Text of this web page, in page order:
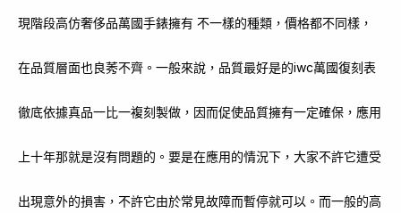
現階段高仿奢侈品萬國手錶擁有 不一樣的種類，價格都不同樣，
在品質層面也良莠不齊。一般來說，品質最好是的iwc萬國復刻表
徹底依據真品一比一複刻製做，因而促使品質擁有一定確保，應用
上十年那就是沒有問題的。要是在應用的情況下，大家不許它遭受
出現意外的損害，不許它由於常見故障而暫停就可以。而一般的高